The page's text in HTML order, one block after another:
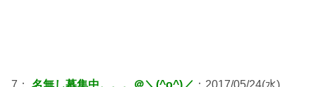
7： 名無し募集中。。。＠＼(^o^)／ ：2017/05/24(水)